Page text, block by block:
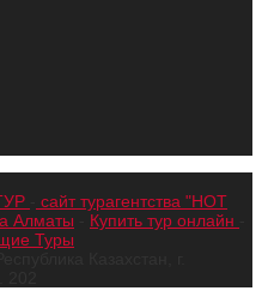
сайт турагентства "HOT
Алматы Купить тур онлайн
Туры